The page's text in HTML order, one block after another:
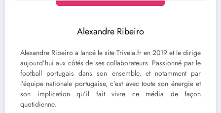
Alexandre Ribeiro
Alexandre Ribeiro a lancé le site Trivela.fr en 2019 et le dirige
aujourd’hui aux côtés de ses collaborateurs. Passionné par le
football portugais dans son ensemble, et notamment par
l’équipe nationale portugaise, c’est avec toute son énergie et
son implication qu’il fait vivre ce média de façon
quotidienne.